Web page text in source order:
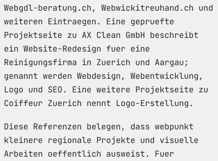
Webgdl-beratung.ch, Webwickitreuhand.ch und
weiteren Eintraegen. Eine gepruefte
Projektseite zu AX Clean GmbH beschreibt
ein Website-Redesign fuer eine
Reinigungsfirma in Zuerich und Aargau;
genannt werden Webdesign, Webentwicklung,
Logo und SEO. Eine weitere Projektseite zu
Coiffeur Zuerich nennt Logo-Erstellung.
Diese Referenzen belegen, dass webpunkt
kleinere regionale Projekte und visuelle
Arbeiten oeffentlich ausweist. Fuer